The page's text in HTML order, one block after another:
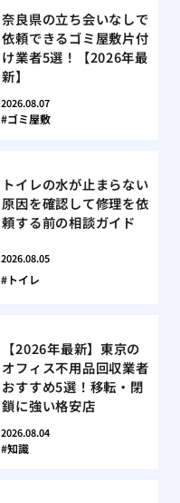
奈良県の立ち会いなしで
依頼できるゴミ屋敷片付
け業者5選！【2026年最
新】
2026.08.07
ゴミ屋敷
トイレの水が止まらない
原因を確認して修理を依
頼する前の相談ガイド
2026.08.05
トイレ
【2026年最新】東京の
オフィス不用品回収業者
おすすめ5選！移転・閉
鎖に強い格安店
2026.08.04
知識